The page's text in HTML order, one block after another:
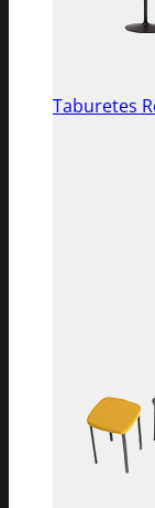
Taburetes